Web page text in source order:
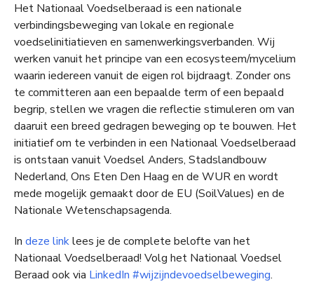
Het Nationaal Voedselberaad is een nationale
verbindingsbeweging van lokale en regionale
voedselinitiatieven en samenwerkingsverbanden. Wij
werken vanuit het principe van een ecosysteem/mycelium
waarin iedereen vanuit de eigen rol bijdraagt. Zonder ons
te committeren aan een bepaalde term of een bepaald
begrip, stellen we vragen die reflectie stimuleren om van
daaruit een breed gedragen beweging op te bouwen. Het
initiatief om te verbinden in een Nationaal Voedselberaad
is ontstaan vanuit Voedsel Anders, Stadslandbouw
Nederland, Ons Eten Den Haag en de WUR en wordt
mede mogelijk gemaakt door de EU (SoilValues) en de
Nationale Wetenschapsagenda.
In deze linklees je de complete belofte van het
Nationaal Voedselberaad! Volg het Nationaal Voedsel
Beraad ook via LinkedIn #wijzijndevoedselbeweging.